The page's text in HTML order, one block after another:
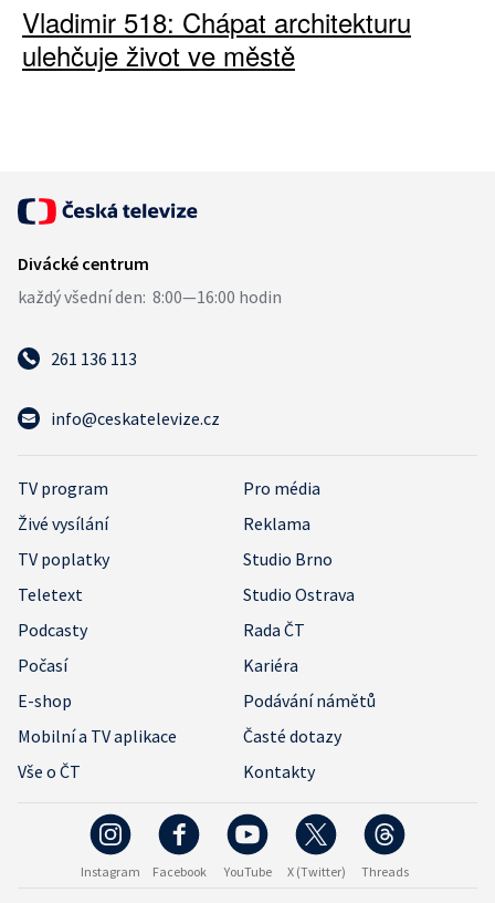
Vladimir 518: Chápat architekturu
ulehčuje život ve městě
261 136 113
info@ceskatelevize.cz
TV program
Pro média
Živé vysílání
Reklama
TV poplatky
Studio Brno
Teletext
Studio Ostrava
Podcasty
Rada ČT
Počasí
Kariéra
E-shop
Podávání námětů
Mobilní a TV aplikace
Časté dotazy
Vše o ČT
Kontakty
Instagram Facebook YouTube X (Twitter) Threads